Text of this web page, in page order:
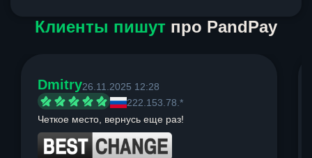
Клиенты пишут про PandPay
Dmitry26.11.2025 12:28
222.153.78.*
Четкое место, вернусь еще раз!